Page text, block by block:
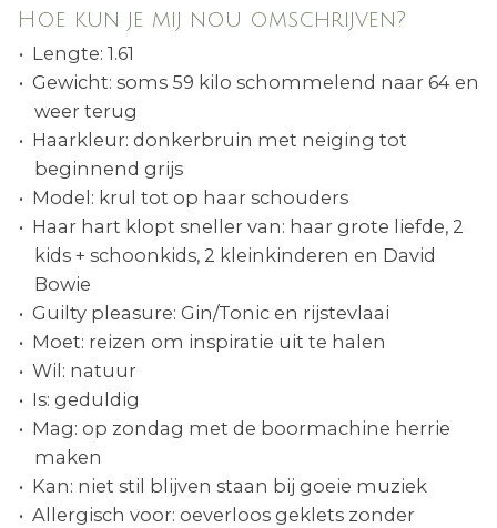
Hoe kun je mij nou omschrijven?
Lengte: 1.61
Gewicht: soms 59 kilo schommelend naar 64 en
weer terug
Haarkleur: donkerbruin met neiging tot
beginnend grijs
Model: krul tot op haar schouders
Haar hart klopt sneller van: haar grote liefde, 2
kids + schoonkids, 2 kleinkinderen en David
Bowie
Guilty pleasure: Gin/Tonic en rijstevlaai
Moet: reizen om inspiratie uit te halen
Wil: natuur
Is: geduldig
Mag: op zondag met de boormachine herrie
maken
Kan: niet stil blijven staan bij goeie muziek
Allergisch voor: oeverloos geklets zonder